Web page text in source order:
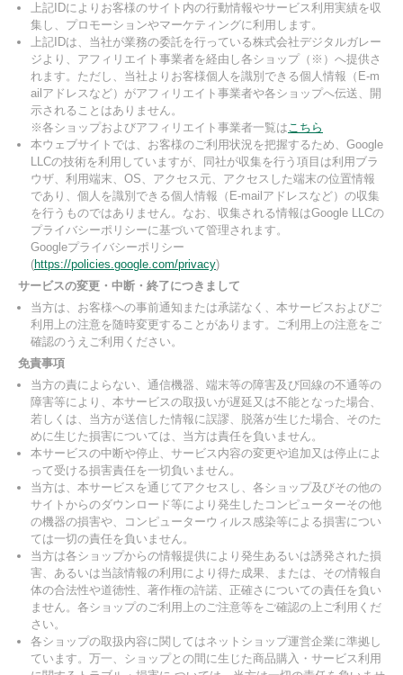
上記IDによりお客様のサイト内の行動情報やサービス利用実績を収
集し、プロモーションやマーケティングに利用します。
上記IDは、当社が業務の委託を行っている株式会社デジタルガレー
ジより、アフィリエイト事業者を経由し各ショップ（※）へ提供さ
れます。ただし、当社よりお客様個人を識別できる個人情報（E-m
ailアドレスなど）がアフィリエイト事業者や各ショップへ伝送、開
示されることはありません。
※各ショップおよびアフィリエイト事業者一覧はこちら
本ウェブサイトでは、お客様のご利用状況を把握するため、Google
LLCの技術を利用していますが、同社が収集を行う項目は利用ブラ
ウザ、利用端末、OS、アクセス元、アクセスした端末の位置情報
であり、個人を識別できる個人情報（E-mailアドレスなど）の収集
を行うものではありません。なお、収集される情報はGoogle LLCの
プライバシーポリシーに基づいて管理されます。
Googleプライバシーポリシー
(https://policies.google.com/privacy)
サービスの変更・中断・終了につきまして
当方は、お客様への事前通知または承諾なく、本サービスおよびご
利用上の注意を随時変更することがあります。ご利用上の注意をご
確認のうえご利用ください。
免責事項
当方の責によらない、通信機器、端末等の障害及び回線の不通等の
障害等により、本サービスの取扱いが遅延又は不能となった場合、
若しくは、当方が送信した情報に誤謬、脱落が生じた場合、そのた
めに生じた損害については、当方は責任を負いません。
本サービスの中断や停止、サービス内容の変更や追加又は停止によ
って受ける損害責任を一切負いません。
当方は、本サービスを通じてアクセスし、各ショップ及びその他の
サイトからのダウンロード等により発生したコンピューターその他
の機器の損害や、コンピューターウィルス感染等による損害につい
ては一切の責任を負いません。
当方は各ショップからの情報提供により発生あるいは誘発された損
害、あるいは当該情報の利用により得た成果、または、その情報自
体の合法性や道徳性、著作権の許諾、正確さについての責任を負い
ません。各ショップのご利用上のご注意等をご確認の上ご利用くだ
さい。
各ショップの取扱内容に関してはネットショップ運営企業に準拠し
ています。万一、ショップとの間に生じた商品購入・サービス利用